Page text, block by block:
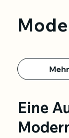
Eine